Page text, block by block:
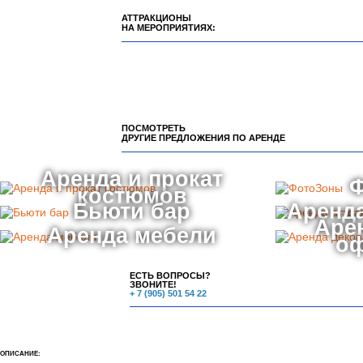
АТТРАКЦИОНЫ
НА МЕРОПРИЯТИЯХ:
ПОСМОТРЕТЬ
ДРУГИЕ ПРЕДЛОЖЕНИЯ ПО АРЕНДЕ
Аренда и прокат
костюмов
Бьюти бар
Аренда мебели
ЕСТЬ ВОПРОСЫ?
ЗВОНИТЕ!
+ 7 (905) 501 54 22
ОПИСАНИЕ: